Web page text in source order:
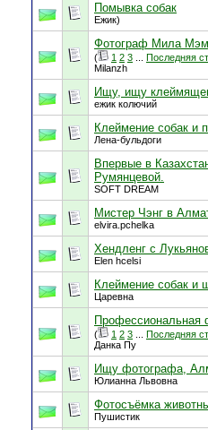
Помывка собак
Ежик)
Фотограф Мила
( 1 2 3 Последняя
Milanzh
Ищу, ищу
ежик колючий
Клеймение собак и
Лена-бульдоги
Впервые в
Румянцевой.
SOFT DREAM
Мистер Чэнг в
elvira.pchelka
Хендленг с
Elen hcelsi
Клеймение собак и
Царевна
( 1 2 3 Последняя
Данка Пу
Ищу фотографа,
Юлианна Львовна
Фотосъёмка
Пушистик